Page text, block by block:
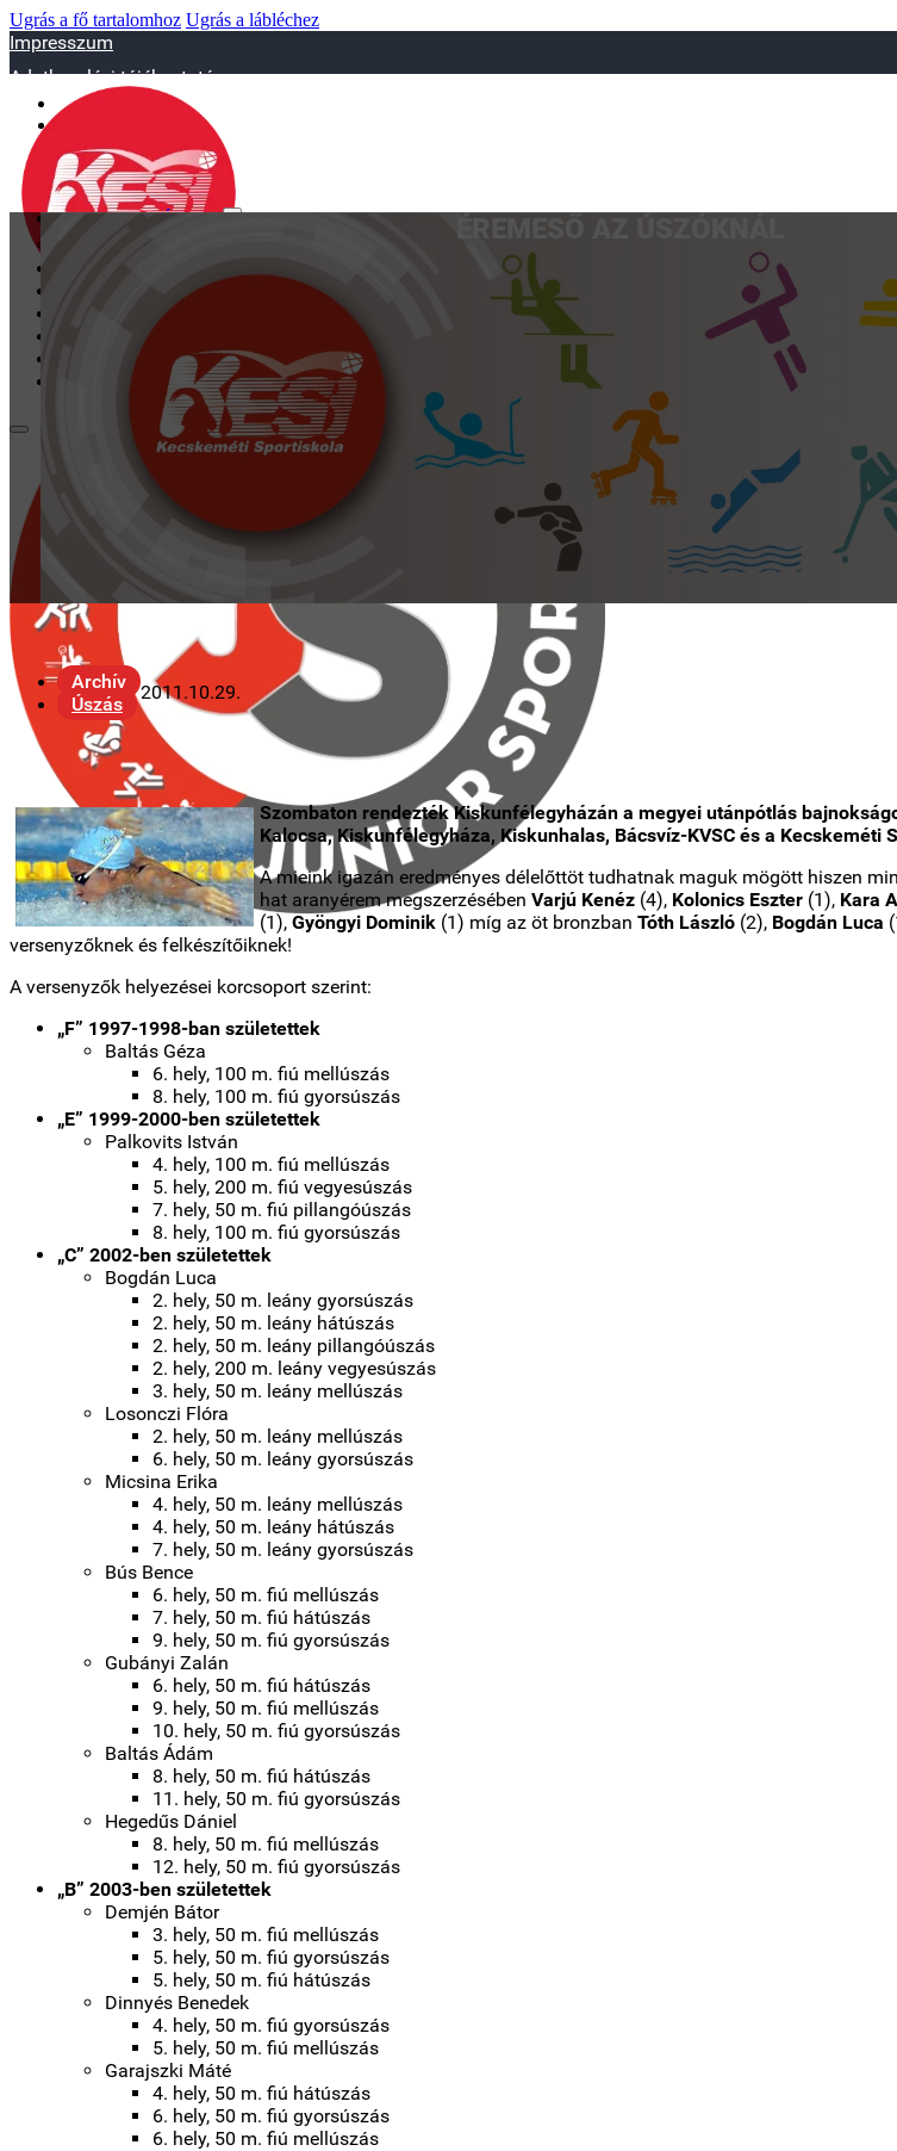
Ugrás a fő tartalomhoz Ugrás a lábléchez
Impresszum
Adatkezelési tájékoztató
sportiskola@juniorsportkft.hu
SZAKOSZTÁLYOK
KAPCSOLAT
Archív
Úszás
2011.10.29.
Szombaton rendezték Kiskunfélegyházán a megyei utánpótlás
Kalocsa, Kiskunfélegyháza, Kiskunhalas, Bácsvíz-KVSC és a
A mieink igazán eredményes délelőttöt tudhatnak maguk mögött hiszen
hat aranyérem megszerzésében Varjú Kenéz (4), Kolonics Eszter (1), Kara
(1), Gyöngyi Dominik (1) míg az öt bronzban Tóth László (2), Bogdán Luca
versenyzőknek és felkészítőiknek!
A versenyzők helyezései korcsoport szerint:
„F” 1997-1998-ban születettek
Baltás Géza
6. hely, 100 m. fiú mellúszás
8. hely, 100 m. fiú gyorsúszás
„E” 1999-2000-ben születettek
Palkovits István
4. hely, 100 m. fiú mellúszás
5. hely, 200 m. fiú vegyesúszás
7. hely, 50 m. fiú pillangóúszás
8. hely, 100 m. fiú gyorsúszás
„C” 2002-ben születettek
Bogdán Luca
2. hely, 50 m. leány gyorsúszás
2. hely, 50 m. leány hátúszás
2. hely, 50 m. leány pillangóúszás
2. hely, 200 m. leány vegyesúszás
3. hely, 50 m. leány mellúszás
Losonczi Flóra
2. hely, 50 m. leány mellúszás
6. hely, 50 m. leány gyorsúszás
Micsina Erika
4. hely, 50 m. leány mellúszás
4. hely, 50 m. leány hátúszás
7. hely, 50 m. leány gyorsúszás
Bús Bence
6. hely, 50 m. fiú mellúszás
7. hely, 50 m. fiú hátúszás
9. hely, 50 m. fiú gyorsúszás
Gubányi Zalán
6. hely, 50 m. fiú hátúszás
9. hely, 50 m. fiú mellúszás
10. hely, 50 m. fiú gyorsúszás
Baltás Ádám
8. hely, 50 m. fiú hátúszás
11. hely, 50 m. fiú gyorsúszás
Hegedűs Dániel
8. hely, 50 m. fiú mellúszás
12. hely, 50 m. fiú gyorsúszás
„B” 2003-ben születettek
Demjén Bátor
3. hely, 50 m. fiú mellúszás
5. hely, 50 m. fiú gyorsúszás
5. hely, 50 m. fiú hátúszás
Dinnyés Benedek
4. hely, 50 m. fiú gyorsúszás
5. hely, 50 m. fiú mellúszás
Garajszki Máté
4. hely, 50 m. fiú hátúszás
6. hely, 50 m. fiú gyorsúszás
6. hely, 50 m. fiú mellúszás